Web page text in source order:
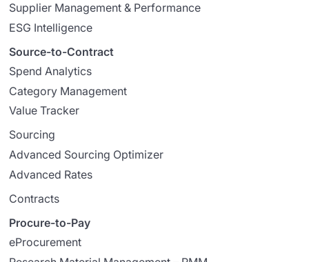
Supplier Management & Performance
ESG Intelligence
Source-to-Contract
Spend Analytics
Category Management
Value Tracker
Sourcing
Advanced Sourcing Optimizer
Advanced Rates
Contracts
Procure-to-Pay
eProcurement